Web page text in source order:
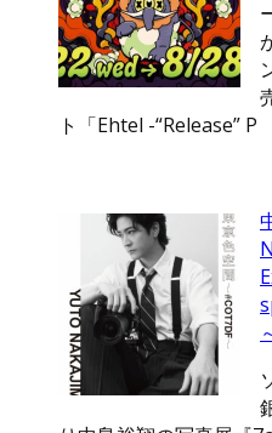
ト「Ehtel -“Release” P